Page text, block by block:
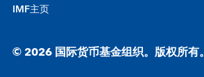
IMF主页
© 2026 国际货币基金组织。版权所有。